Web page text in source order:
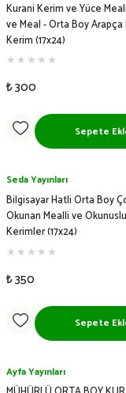
Kurani Kerim ve Yüce
ve Meal - Orta Boy Arapça
Kerim (17x24)
₺ 300
Sepete
Seda Yayınları
Bilgisayar Hatli Orta Boy
Okunan Mealli ve
Kerimler (17x24)
₺ 350
Sepete
Ayfa Yayınları